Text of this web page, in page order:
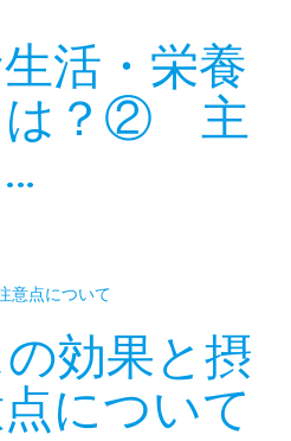
活・栄養
は？② 主
効果と摂
について